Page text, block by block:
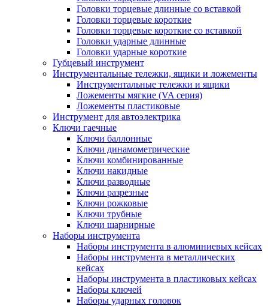
Головки торцевые длинные со вставкой
Головки торцевые короткие
Головки торцевые короткие со вставкой
Головки ударные длинные
Головки ударные короткие
Губцевый инструмент
Инструментальные тележки, ящики и ложементы
Инструментальные тележки и ящики
Ложементы мягкие (VA серия)
Ложементы пластиковые
Инструмент для автоэлектрика
Ключи гаечные
Ключи баллонные
Ключи динамометрические
Ключи комбинированные
Ключи накидные
Ключи разводные
Ключи разрезные
Ключи рожковые
Ключи трубные
Ключи шарнирные
Наборы инструмента
Наборы инструмента в алюминиевых кейсах
Наборы инструмента в металлических
кейсах
Наборы инструмента в пластиковых кейсах
Наборы ключей
Наборы ударных головок